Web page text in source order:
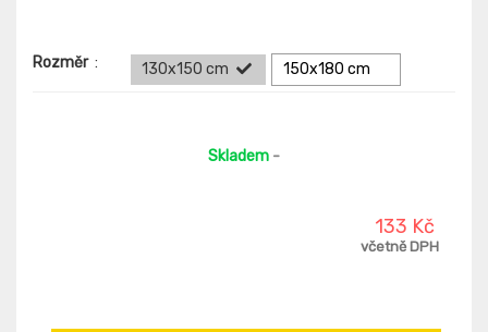
Rozměr : 130x150 cm 150x180 cm
Skladem -
133 Kč
včetně DPH